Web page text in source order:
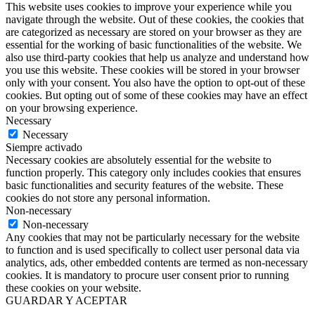
This website uses cookies to improve your experience while you
navigate through the website. Out of these cookies, the cookies that
are categorized as necessary are stored on your browser as they are
essential for the working of basic functionalities of the website. We
also use third-party cookies that help us analyze and understand how
you use this website. These cookies will be stored in your browser
only with your consent. You also have the option to opt-out of these
cookies. But opting out of some of these cookies may have an effect
on your browsing experience.
Necessary
Necessary
Siempre activado
Necessary cookies are absolutely essential for the website to
function properly. This category only includes cookies that ensures
basic functionalities and security features of the website. These
cookies do not store any personal information.
Non-necessary
Non-necessary
Any cookies that may not be particularly necessary for the website
to function and is used specifically to collect user personal data via
analytics, ads, other embedded contents are termed as non-necessary
cookies. It is mandatory to procure user consent prior to running
these cookies on your website.
GUARDAR Y ACEPTAR